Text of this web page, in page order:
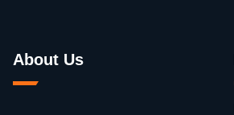
About Us